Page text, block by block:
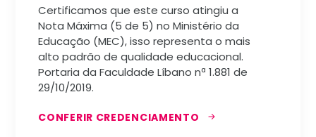
Certificamos que este curso atingiu a
Nota Máxima (5 de 5) no Ministério da
Educação (MEC), isso representa o mais
alto padrão de qualidade educacional.
Portaria da Faculdade Líbano nª 1.881 de
29/10/2019.
CONFERIR CREDENCIAMENTO